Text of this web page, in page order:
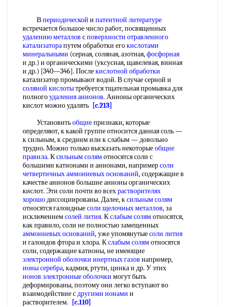
Впериодической и патентной литературе
встречается большое число работ, посвященных
удалению металлов споверхности отравленного
катализаторапутем обработки егокислотами
минеральными (серная, соляная, азотная,фосфорная
и др.) и органическими (уксусная, щавелевая, винная
и др.) [340—346]. Послекислотной обработки
катализатор промывают водой. В случае серной и
соляной кислотытребуется тщательная промывка для
полногоудаления анионов. Анионы органических
кислот можно удалять [c.213]
Установитьобщиепризнаки, которые
определяют, к какой группе относится данная соль —
к сильным, к средним или к слабым — довольно
трудно. Можно только высказать некоторыеобщие
правила. Ксильным солямотносятся соли с
большими катионами и анионами, напримерсоли
четвертичных аммониевых оснований, содержащие в
качестве анионов большие анионы органических
кислот. Эти соли почти во всехрастворителях
хорошодиссоциированы. Далее, ксильным солям
относятся галоидныесоли щелочных металлов, за
исключениемсолей лития. Кслабым солямотносятся,
как правило, соли не полностью замещенных
аммониевых оснований, уже упомянутыесоли лития
и галоидов фтора и хлора. Кслабым солямотносятся
соли, содержащие катионы, не имеющие
электронной оболочки инертных газов например,
ионы серебра, кадмия, ртути, цинка и др. У этих
ионов электронные оболочки могут быть
деформированы, поэтому они легко вступают во
взаимодействие сдругими ионами и
растворителем.
[c.110]